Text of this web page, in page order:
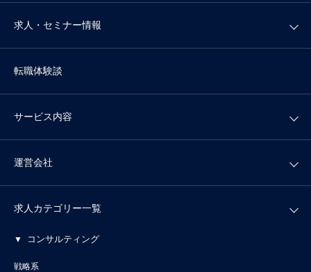
求人・セミナー情報
転職体験談
サービス内容
運営会社
求人カテゴリー一覧
コンサルティング
戦略系